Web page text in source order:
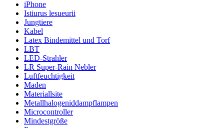
iPhone
Istiurus lesueurii
Jungtiere
Kabel
Latex Bindemittel und Torf
LBT
LED-Strahler
LR Super-Rain Nebler
Luftfeuchtigkeit
Maden
Materiallsite
Metallhalogeniddampflampen
Microcontroller
Mindestgröße